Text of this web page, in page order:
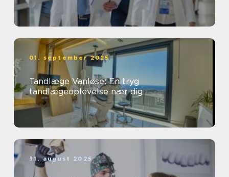
01. september 2025
Tandlæge Vanløse: En tryg
tandlægeoplevelse nær dig
31. august 2025